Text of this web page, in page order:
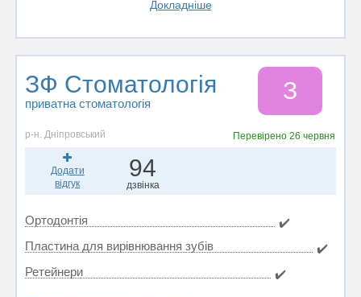
Докладніше
ЗФ Стоматологія
приватна стоматологія З
р-н. Дніпровський Перевірено26 червня
Додати
відгук
94
дзвінка
Ортодонтія
✔️
Пластина для вирівнювання зубів
✔️
Ретейнери
✔️